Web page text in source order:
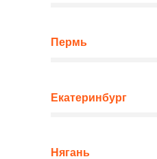
Пермь
Екатеринбург
Нягань